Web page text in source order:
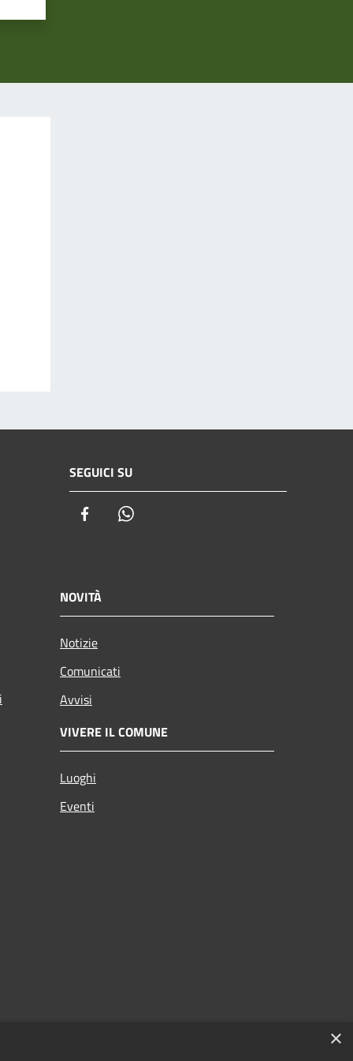
SEGUICI SU
Facebook
NOVITÀ
Notizie
Comunicati
Avvisi
VIVERE IL COMUNE
Luoghi
Eventi
×